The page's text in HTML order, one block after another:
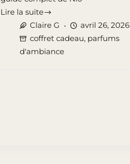
Lire la suite
Cadeaux
Parfumés
Guide
Claire G
avril 26, 2026
coffret cadeau, parfums
d'ambiance